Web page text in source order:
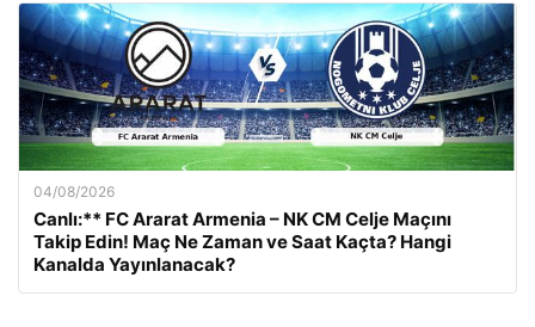
04/08/2026
Canlı:** FC Ararat Armenia – NK CM Celje Maçını
Takip Edin! Maç Ne Zaman ve Saat Kaçta? Hangi
Kanalda Yayınlanacak?